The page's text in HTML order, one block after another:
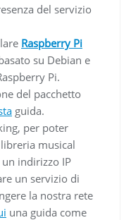
del servizio
Raspberry Pi
su Debian e
Pi.
del pacchetto
guida.
per poter
musical
indirizzo IP
un servizio di
la nostra rete
una guida come